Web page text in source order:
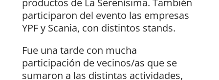
productos de La Serenísima. También
participaron del evento las empresas
YPF y Scania, con distintos stands.
Fue una tarde con mucha
participación de vecinos/as que se
sumaron a las distintas actividades,